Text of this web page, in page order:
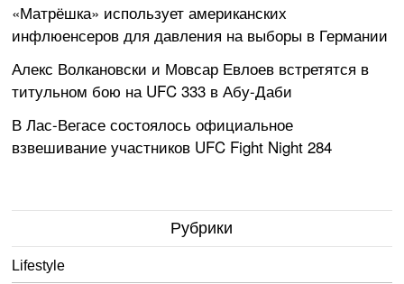
«Матрёшка» использует американских
инфлюенсеров для давления на выборы в Германии
Алекс Волкановски и Мовсар Евлоев встретятся в
титульном бою на UFC 333 в Абу-Даби
В Лас-Вегасе состоялось официальное
взвешивание участников UFC Fight Night 284
Рубрики
Lifestyle